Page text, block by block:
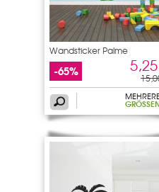
Wandsticker Palme
-65%
GRÖSSEN